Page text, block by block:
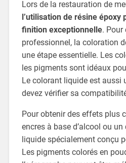
Lors de la restauration de
l’utilisation de résine époxy
finition exceptionnelle. Pour
professionnel, la coloration
une étape essentielle. Les
les pigments sont idéaux
Le colorant liquide est aussi
devez vérifier sa
Pour obtenir des effets plus
encres à base d’alcool ou
liquide spécialement conçu
Les pigments colorés en